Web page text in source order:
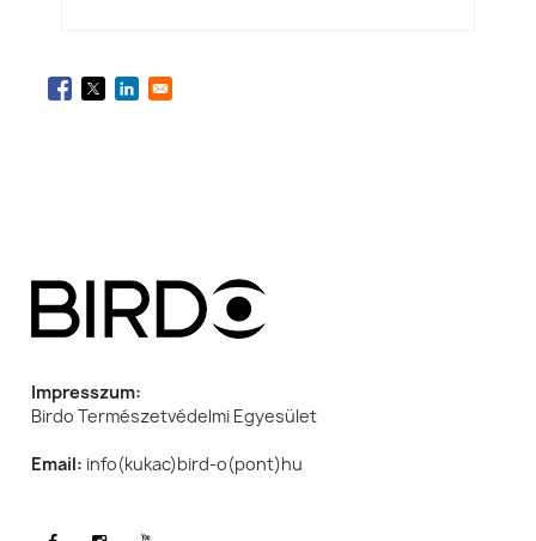
Impresszum:
Birdo Természetvédelmi Egyesület
Email: info(kukac)bird-o(pont)hu